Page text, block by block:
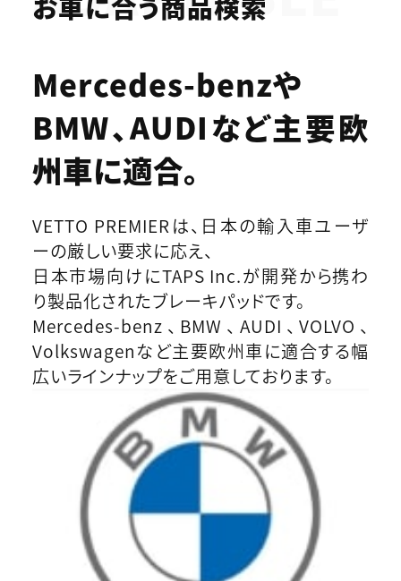
Mercedes-benzや
BMW、AUDIなど主要欧
州車に適合。
VETTO PREMIERは、日本の輸入車ユーザ
ーの厳しい要求に応え、
日本市場向けにTAPS Inc.が開発から携わ
り製品化されたブレーキパッドです。
Mercedes-benz、BMW、AUDI、VOLVO、
Volkswagenなど主要欧州車に適合する幅
広いラインナップをご用意しております。